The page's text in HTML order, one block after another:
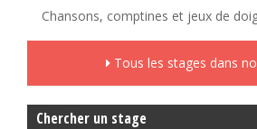
Tous les stages dans
Chercher un stage